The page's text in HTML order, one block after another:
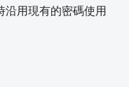
沿用現有的密碼使用